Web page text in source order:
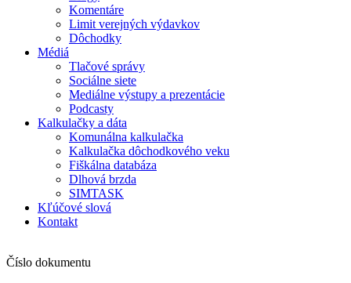
Komentáre
Limit verejných výdavkov
Dôchodky
Médiá
Tlačové správy
Sociálne siete
Mediálne výstupy a prezentácie
Podcasty
Kalkulačky a dáta
Komunálna kalkulačka
Kalkulačka dôchodkového veku
Fiškálna databáza
Dlhová brzda
SIMTASK
Kľúčové slová
Kontakt
Číslo dokumentu